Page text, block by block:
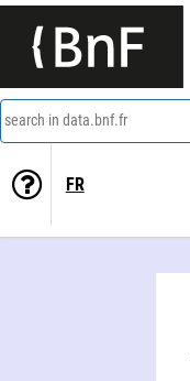
search in data.bnf.fr
FR